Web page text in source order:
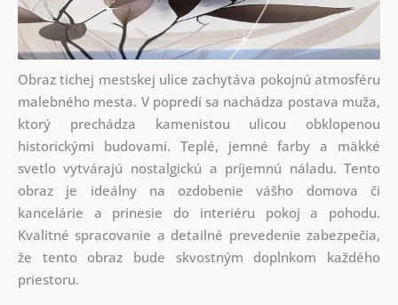
Obraz tichej mestskej ulice zachytáva pokojnú atmosféru
malebného mesta. V popredí sa nachádza postava muža,
ktorý prechádza kamenistou ulicou obklopenou
historickými budovami. Teplé, jemné farby a mäkké
svetlo vytvárajú nostalgickú a príjemnú náladu. Tento
obraz je ideálny na ozdobenie vášho domova či
kancelárie a prinesie do interiéru pokoj a pohodu.
Kvalitné spracovanie a detailné prevedenie zabezpečia,
že tento obraz bude skvostným doplnkom každého
priestoru.